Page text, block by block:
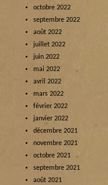
octobre 2022
septembre 2022
août 2022
juillet 2022
juin 2022
mai 2022
avril 2022
mars 2022
février 2022
janvier 2022
décembre 2021
novembre 2021
octobre 2021
septembre 2021
août 2021